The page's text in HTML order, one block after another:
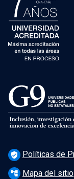
verified_user Políticas de
account_tree Mapa del sitio